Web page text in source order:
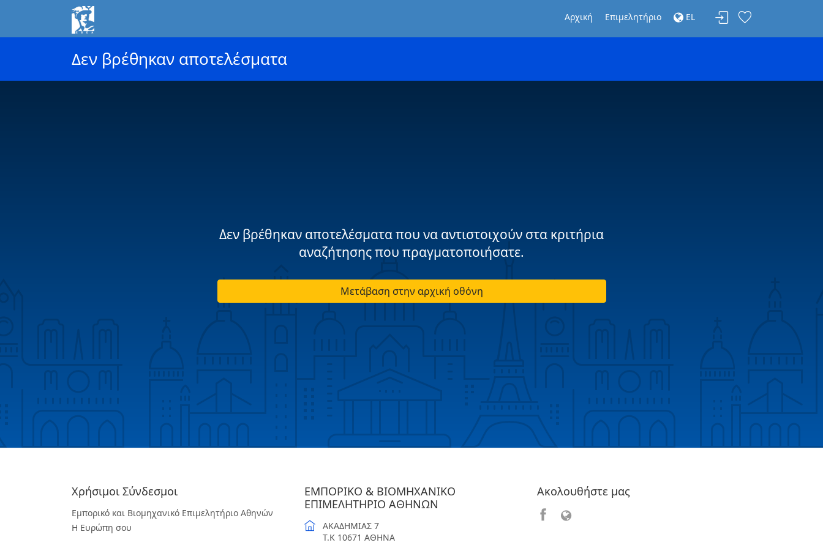
Αρχική Επιμελητήριο EL
Δεν βρέθηκαν αποτελέσματα
Δεν βρέθηκαν αποτελέσματα που να αντιστοιχούν στα κριτήρια
αναζήτησης που πραγματοποιήσατε.
Μετάβαση στην αρχική οθόνη
Χρήσιμοι Σύνδεσμοι
Εμπορικό και Βιομηχανικό Επιμελητήριο Αθηνών
Η Ευρώπη σου
ΕΜΠΟΡΙΚΟ & ΒΙΟΜΗΧΑΝΙΚΟ
ΕΠΙΜΕΛΗΤΗΡΙΟ ΑΘΗΝΩΝ
ΑΚΑΔΗΜΙΑΣ 7
T.K 10671 ΑΘΗΝΑ
Ακολουθήστε μας